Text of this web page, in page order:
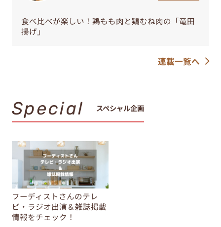
食べ比べが楽しい！鶏もも肉と鶏むね肉の「竜田
揚げ」
連載一覧へ
Special スペシャル企画
フーディストさんのテレ
ビ・ラジオ出演＆雑誌掲載
情報をチェック！